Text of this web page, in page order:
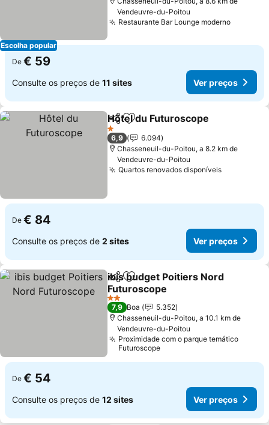
Escolha popular
Vendeuvre-du-Poitou
Restaurante Bar Lounge modernoVer
De € 59
Consulte os preços de 11 sites Ver preços
PartilharAdicionar aos favoritos
Hôtel du Futuroscope
1 Estrelas
6,9
6.094
Chasseneuil-du-Poitou, a 8.2 km de
Vendeuvre-du-Poitou
Quartos renovados disponíveisVer
De € 84
Consulte os preços de 2 sites Ver preços
PartilharAdicionar aos favoritos
ibis budget Poitiers Nord
Futuroscope
Ver preços
2 Estrelas
7,9 Boa
5.352
Chasseneuil-du-Poitou, a 10.1 km de
Vendeuvre-du-Poitou
Proximidade com o parque temático
Futuroscope
De € 54
Consulte os preços de 12 sites Ver preços